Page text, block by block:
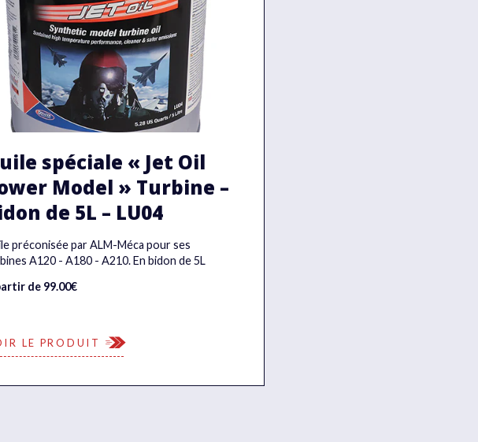
spéciale « Jet Oil
Model » Turbine –
de 5L – LU04
préconisée par ALM-Méca pour ses
A120 - A180 - A210. En bidon de 5L
de 99.00€
LE PRODUIT